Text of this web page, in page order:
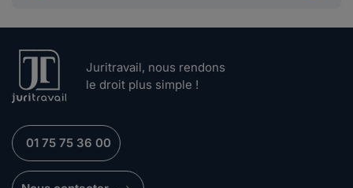
Juritravail, nous rendons
le droit plus simple !
01 75 75 36 00